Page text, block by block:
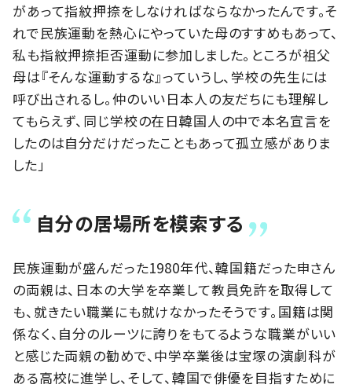
があって指紋押捺をしなければならなかったんです。そ
れで民族運動を熱心にやっていた母のすすめもあって、
私も指紋押捺拒否運動に参加しました。ところが祖父
母は『そんな運動するな』っていうし、学校の先生には
呼び出されるし。仲のいい日本人の友だちにも理解し
てもらえず、同じ学校の在日韓国人の中で本名宣言を
したのは自分だけだったこともあって孤立感がありま
した」
自分の居場所を模索する
民族運動が盛んだった1980年代、韓国籍だった申さん
の両親は、日本の大学を卒業して教員免許を取得して
も、就きたい職業にも就けなかったそうです。国籍は関
係なく、自分のルーツに誇りをもてるような職業がいい
と感じた両親の勧めで、中学卒業後は宝塚の演劇科が
ある高校に進学し、そして、韓国で俳優を目指すために